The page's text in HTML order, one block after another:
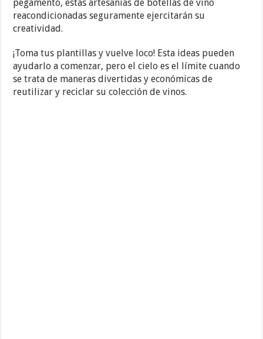
pegamento, estas artesanías de botellas de vino
reacondicionadas seguramente ejercitarán su
creatividad.
¡Toma tus plantillas y vuelve loco! Esta ideas pueden
ayudarlo a comenzar, pero el cielo es el límite cuando
se trata de maneras divertidas y económicas de
reutilizar y reciclar su colección de vinos.